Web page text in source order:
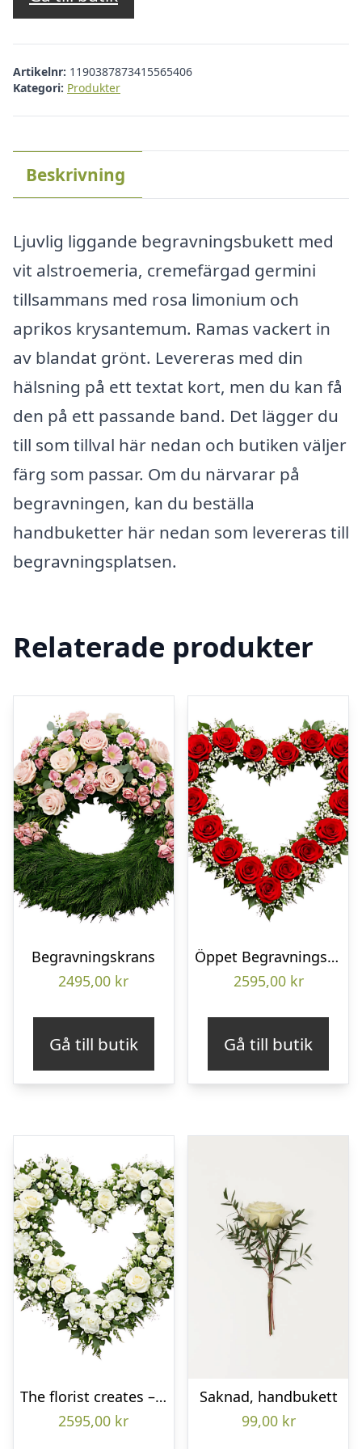
Artikelnr: 1190387873415565406
Kategori: Produkter
Beskrivning
Ljuvlig liggande begravningsbukett med
vit alstroemeria, cremefärgad germini
tillsammans med rosa limonium och
aprikos krysantemum. Ramas vackert in
av blandat grönt. Levereras med din
hälsning på ett textat kort, men du kan få
den på ett passande band. Det lägger du
till som tillval här nedan och butiken väljer
färg som passar. Om du närvarar på
begravningen, kan du beställa
handbuketter här nedan som levereras till
begravningsplatsen.
Relaterade produkter
Begravningskrans
2495,00 kr
Gå till butik
Öppet Begravningshjärta
2595,00 kr
Gå till butik
The florist creates – Funeral heart
2595,00 kr
Saknad, handbukett
99,00 kr